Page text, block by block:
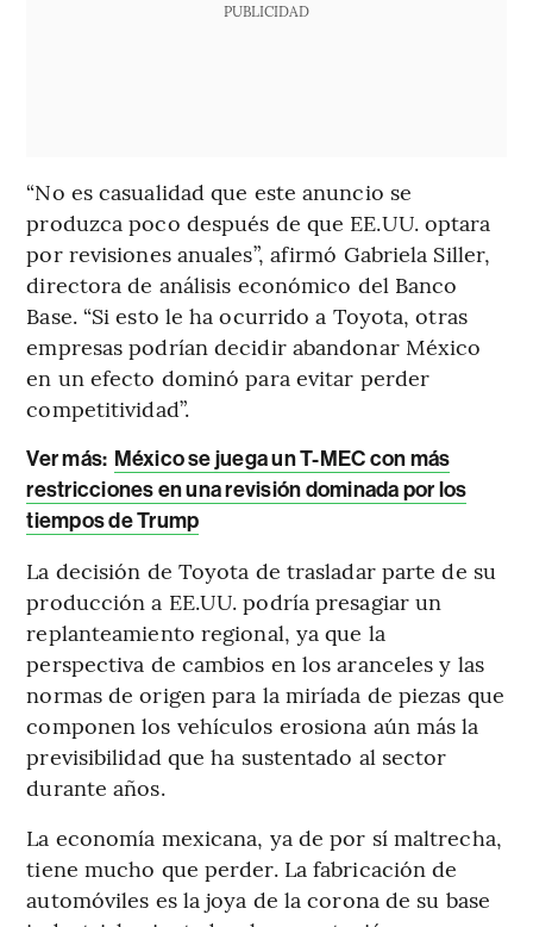
PUBLICIDAD
“No es casualidad que este anuncio se
produzca poco después de que EE.UU. optara
por revisiones anuales”, afirmó Gabriela Siller,
directora de análisis económico del Banco
Base. “Si esto le ha ocurrido a Toyota, otras
empresas podrían decidir abandonar México
en un efecto dominó para evitar perder
competitividad”.
Ver más: México se juega un T-MEC con más
restricciones en una revisión dominada por los
tiempos de Trump
La decisión de Toyota de trasladar parte de su
producción a EE.UU. podría presagiar un
replanteamiento regional, ya que la
perspectiva de cambios en los aranceles y las
normas de origen para la miríada de piezas que
componen los vehículos erosiona aún más la
previsibilidad que ha sustentado al sector
durante años.
La economía mexicana, ya de por sí maltrecha,
tiene mucho que perder. La fabricación de
automóviles es la joya de la corona de su base